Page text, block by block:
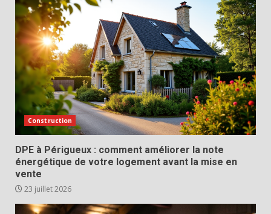
Construction
DPE à Périgueux : comment améliorer la note
énergétique de votre logement avant la mise en
vente
23 juillet 2026